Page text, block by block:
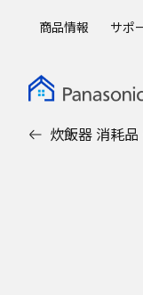
商品情報 サポ
炊飯器 消耗